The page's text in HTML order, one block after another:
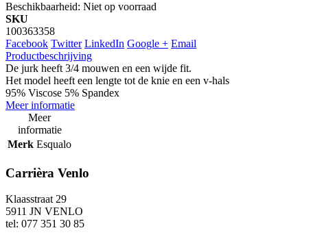
Beschikbaarheid: Niet op voorraad
SKU
100363358
Facebook Twitter LinkedIn Google + Email
Productbeschrijving
De jurk heeft 3/4 mouwen en een wijde fit.
Het model heeft een lengte tot de knie en een v-hals
95% Viscose 5% Spandex
Meer informatie
Meer
informatie
Merk Esqualo
Carrièra Venlo
Klaasstraat 29
5911 JN VENLO
tel: 077 351 30 85